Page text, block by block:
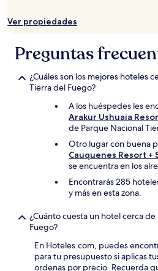
la
sujetos
cambios.
Aplican
adicionales.
Ver propiedades
Preguntas
¿Cuáles son los mejores hoteles
Tierra del Fuego?
A los huéspedes les
Arakur Ushuaia
de Parque Nacional
Otro lugar con buena
Cauquenes Resort +
se encuentra en los
Encontrarás 285
y más en esta zona.
¿Cuánto cuesta un hotel cerca
Fuego?
En Hoteles.com, puedes
para tu presupuesto si aplicas
ordenas por precio. Recuerda